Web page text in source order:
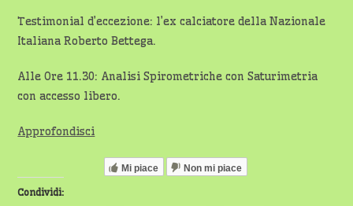
Testimonial d’eccezione: l’ex calciatore della Nazionale
Italiana Roberto Bettega.
Alle Ore 11.30: Analisi Spirometriche con Saturimetria
con accesso libero.
Approfondisci
Mi piace Non mi piace
Condividi: